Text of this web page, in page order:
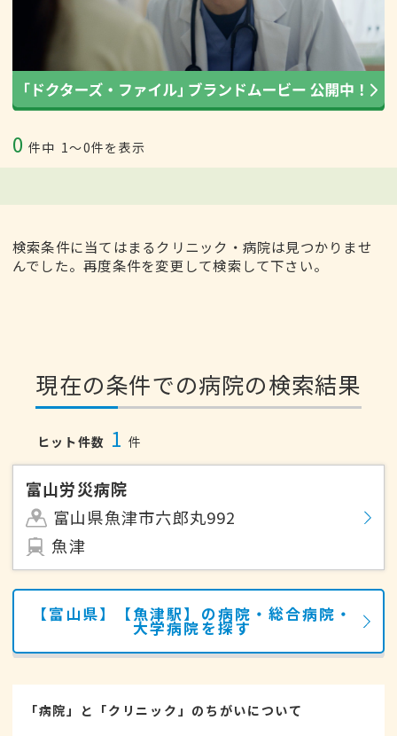
0 件中 1〜0件を表示
検索条件に当てはまるクリニック・病院は見つかりませ
んでした。再度条件を変更して検索して下さい。
現在の条件での病院の検索結果
ヒット件数 1 件
富山労災病院
富山県魚津市六郎丸992
魚津
【富山県】【魚津駅】の病院・総合病院・
大学病院を探す
「病院」と「クリニック」のちがいについて